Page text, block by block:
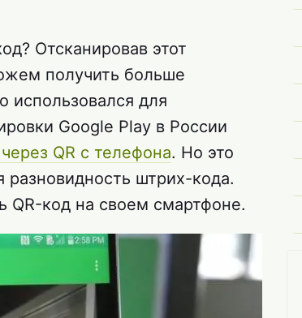
Отсканировав этот
получить больше
использовался для
Google Play в России
QR с телефона. Но это
разновидность штрих-кода.
QR-код на своем смартфоне.